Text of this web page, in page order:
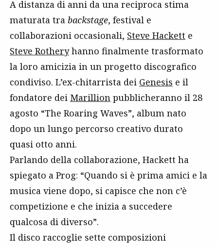
A distanza di anni da una reciproca stima
maturata tra backstage, festival e
collaborazioni occasionali, Steve Hackett e
Steve Rotheryhanno finalmente trasformato
la loro amicizia in un progetto discografico
condiviso. L’ex-chitarrista dei Genesis e il
fondatore dei Marillion pubblicheranno il 28
agosto “The Roaring Waves”, album nato
dopo un lungo percorso creativo durato
quasi otto anni.
Parlando della collaborazione, Hackett ha
spiegato a Prog: “Quando si è prima amici e la
musica viene dopo, si capisce che non c’è
competizione e che inizia a succedere
qualcosa di diverso”.
Il disco raccoglie sette composizioni